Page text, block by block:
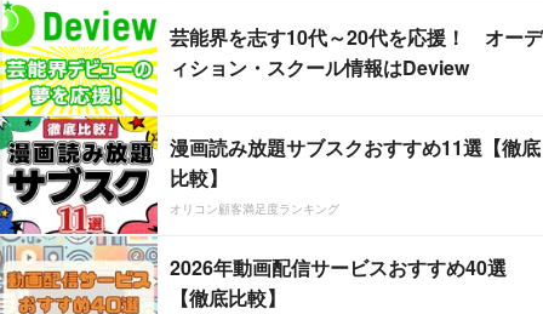
芸能界を志す10代～20代を応援！ オーデ
ィション・スクール情報はDeview
漫画読み放題サブスクおすすめ11選【徹底
比較】
オリコン顧客満足度ランキング
2026年動画配信サービスおすすめ40選
【徹底比較】